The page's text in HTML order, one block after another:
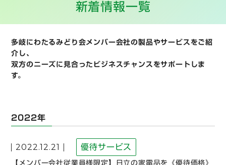
新着情報一覧
多岐にわたるみどり会メンバー会社の製品やサービスをご紹
介し、
双方のニーズに見合ったビジネスチャンスをサポートしま
す。
2022年
【メンバー会社従業員様限定】日立の家電品を《優待価格》
2022.12.21 優待サービス